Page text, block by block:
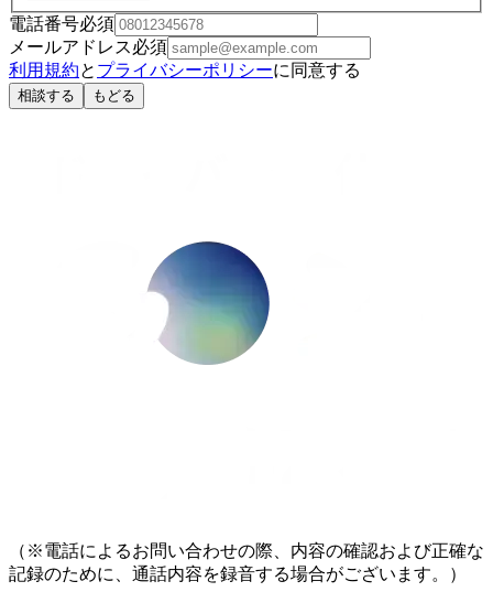
電話番号必須
メールアドレス必須
利用規約と プライバシーポリシーに同意する
相談する もどる
（※電話によるお問い合わせの際、内容の確認および正確な
記録のために、通話内容を録音する場合がございます。）